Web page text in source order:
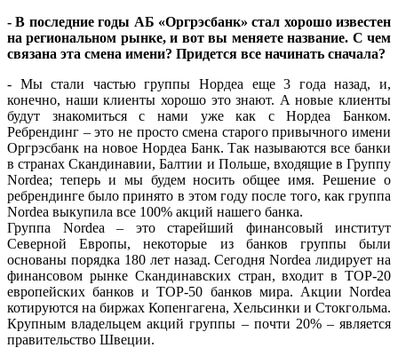
- В последние годы АБ «Оргрэсбанк» стал хорошо известен
на региональном рынке, и вот вы меняете название. C чем
связана эта смена имени? Придется все начинать сначала?
- Мы стали частью группы Нордеа еще 3 года назад, и,
конечно, наши клиенты хорошо это знают. А новые клиенты
будут знакомиться с нами уже как с Нордеа Банком.
Ребрендинг – это не просто смена старого привычного имени
Оргрэсбанк на новое Нордеа Банк. Так называются все банки
в странах Скандинавии, Балтии и Польше, входящие в Группу
Nordea; теперь и мы будем носить общее имя. Решение о
ребрендинге было принято в этом году после того, как группа
Nordea выкупила все 100% акций нашего банка.
Группа Nordea – это старейший финансовый институт
Северной Европы, некоторые из банков группы были
основаны порядка 180 лет назад. Сегодня Nordea лидирует на
финансовом рынке Скандинавских стран, входит в TOP-20
европейских банков и TOP-50 банков мира. Акции Nordea
котируются на биржах Копенгагена, Хельсинки и Стокгольма.
Крупным владельцем акций группы – почти 20% – является
правительство Швеции.